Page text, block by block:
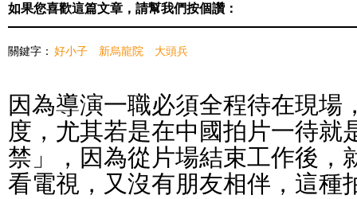
如果您喜歡這篇文章，請幫我們按個讚：
關鍵字： 好小子 新烏龍院 大頭兵
因為導演一職必須全程待在現場
度，尤其若是在中國拍片一待就
禁」，因為從片場結束工作後，
看電視，又沒有朋友相伴，這種